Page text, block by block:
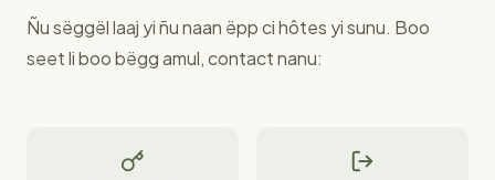
Ñu sëggël laaj yi ñu naan ëpp ci hôtes yi sunu. Boo
seet li boo bëgg amul, contact nanu: